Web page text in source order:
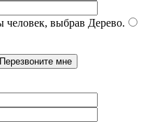
человек, выбрав Дерево.